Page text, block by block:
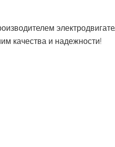
качества и надежности!